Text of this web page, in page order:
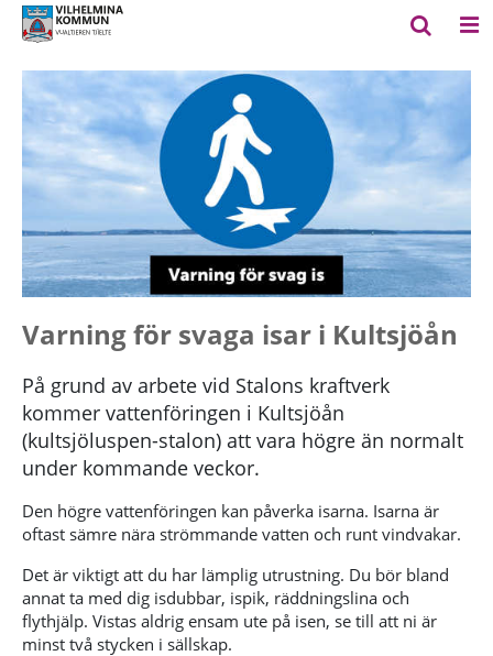
Varning för svaga isar i Kultsjöån
På grund av arbete vid Stalons kraftverk
kommer vattenföringen i Kultsjöån
(kultsjöluspen-stalon) att vara högre än normalt
under kommande veckor.
Den högre vattenföringen kan påverka isarna. Isarna är
oftast sämre nära strömmande vatten och runt vindvakar.
Det är viktigt att du har lämplig utrustning. Du bör bland
annat ta med dig isdubbar, ispik, räddningslina och
flythjälp. Vistas aldrig ensam ute på isen, se till att ni är
minst två stycken i sällskap.